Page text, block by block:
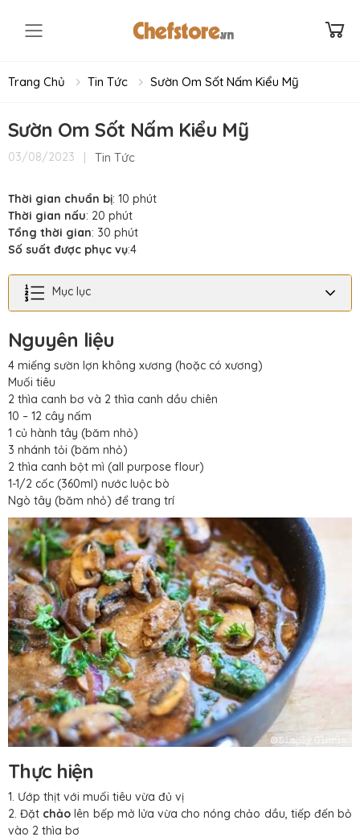
Toggle mobile menu
Trang Chủ Tin Tức Sườn Om Sốt Nấm Kiểu Mỹ
Sườn Om Sốt Nấm Kiểu Mỹ
03/08/2023 | Tin Tức
Thời gian chuẩn bị: 10 phút
Thời gian nấu: 20 phút
Tổng thời gian: 30 phút
Số suất được phục vụ:4
Mục lục
Nguyên liệu
4 miếng sườn lợn không xương (hoặc có xương)
Muối tiêu
2 thìa canh bơ và 2 thìa canh dầu chiên
10 – 12 cây nấm
1 củ hành tây (băm nhỏ)
3 nhánh tỏi (băm nhỏ)
2 thìa canh bột mì (all purpose flour)
1-1/2 cốc (360ml) nước luộc bò
Ngò tây (băm nhỏ) để trang trí
Thực hiện
1. Ướp thịt với muối tiêu vừa đủ vị
2. Đặt chảo lên bếp mở lửa vừa cho nóng chảo dầu, tiếp đến bỏ
vào 2 thìa bơ